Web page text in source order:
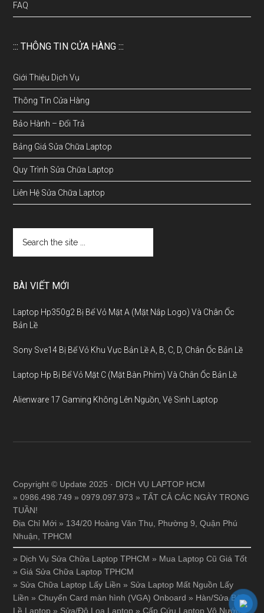
FAQ
::: THÔNG TIN CỬA HÀNG :::
Giới Thiệu Dịch Vụ
Thông Tin Cửa Hàng
Bảo Hành – Đổi Trả
Bảng Giá Sửa Chữa Laptop
Quy Trình Sửa Chữa Laptop
Liên Hệ Sửa Chữa Laptop
BÀI VIẾT MỚI
Laptop Hp350g2 Bị Bể Vỏ Mặt A (Mặt Nắp Logo) Và Chân Ốc
Bản Lề
Sony Sve14 Bị Bể Vỏ Khu Vực Bản Lề A, B, C, D, Chân Ốc Bản Lề
Laptop Hp Bị Bể Vỏ Mặt C (Mặt Bàn Phím) Và Chân Ốc Bản Lề
Alienware 17 Gaming Không Lên Nguồn, Vệ Sinh Laptop
Copyright © Update 2025 · DỊCH VỤ LAPTOP HCM
» 0986.498.749 » 0979.097.973 » TẤT CẢ CÁC NGÀY TRONG
TUẦN!
Địa Chỉ Mới » 134/20 Hoàng Văn Thụ, Phường 9, Quận Phú
Nhuận, TPHCM
» Dịch Vụ Sửa Chữa Laptop TPHCM » Mua Laptop Cũ Giá Tốt
»Giá Sửa Chữa Laptop TPHCM
» Sửa Chữa Laptop Lấy Liền » Sửa Laptop Mất Nguồn Lấy
Liền »Chuyển Card màn hình (VGA) Onboard » Hàn/Sửa Bản
Lề Laptop » Sửa/Độ Loa Laptop »Cấp Cứu Laptop Vô Nước